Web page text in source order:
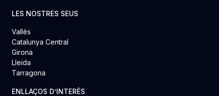
LES NOSTRES SEUS
Vallès
Catalunya Central
Girona
Lleida
Tarragona
ENLLAÇOS D’INTERÈS